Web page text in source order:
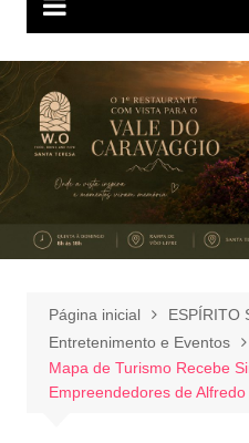
Página inicial ESPÍRITO
Entretenimento e Eventos
Mapa de Turismo Recebe
Empreendedores de